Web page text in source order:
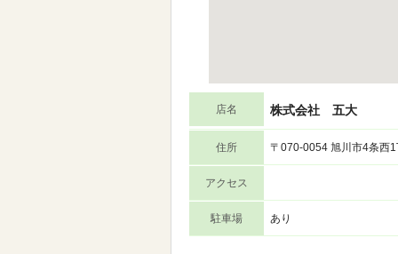
店名 株式会社 五大
住所 〒070-0054 旭川市4条西
アクセス
駐車場 あり